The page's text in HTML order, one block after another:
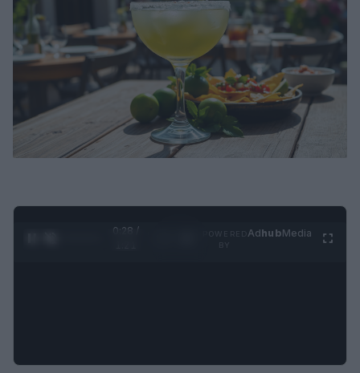
0:29 /
AdhubMedia